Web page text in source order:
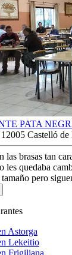
PATA
Castelló de
las brasas tan
les quedaba
pero
Astorga
Lekeitio